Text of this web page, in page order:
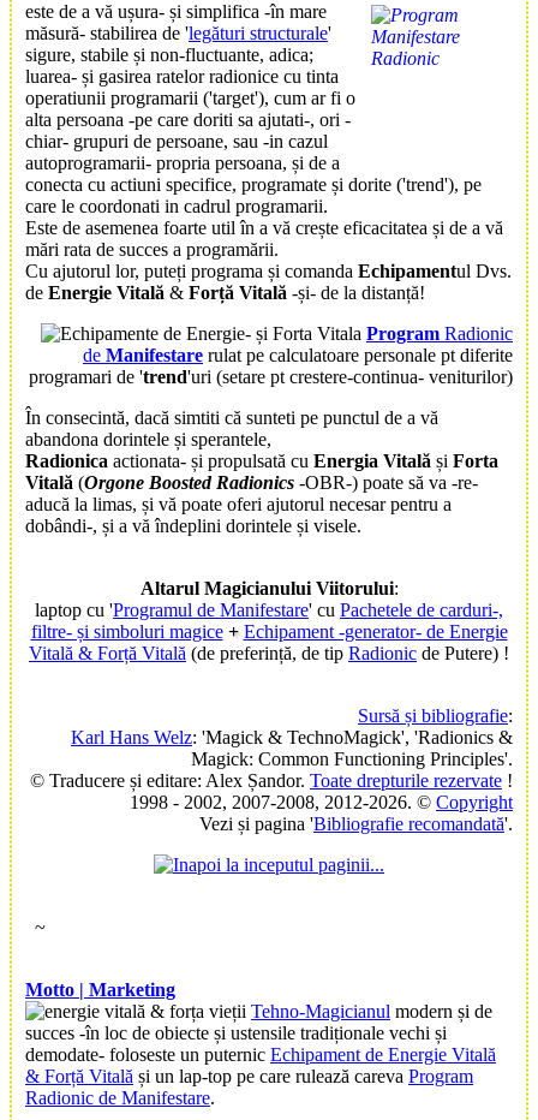
este de a vă ușura- și simplifica -în mare
măsură- stabilirea de 'legături structurale'
sigure, stabile și non-fluctuante, adica;
luarea- și gasirea ratelor radionice cu tinta
operatiunii programarii ('target'), cum ar fi o
alta persoana -pe care doriti sa ajutati-, ori -
chiar- grupuri de persoane, sau -in cazul
autoprogramarii- propria persoana, și de a
conecta cu actiuni specifice, programate și dorite ('trend'), pe
care le coordonati in cadrul programarii.
Este de asemenea foarte util în a vă crește eficacitatea și de a vă
mări rata de succes a programării.
Cu ajutorul lor, puteți programa și comanda Echipamentul Dvs.
de Energie Vitală & Forță Vitală -și- de la distanță!
Program Radionic
de Manifestare rulat pe calculatoare personale pt diferite
programari de 'trend'uri (setare pt crestere-continua- veniturilor)
În consecintă, dacă simtiti că sunteti pe punctul de a vă
abandona dorintele și sperantele,
Radionica actionata- și propulsată cu Energia Vitală și Forta
Vitală (Orgone Boosted Radionics -OBR-) poate să va -re-
aducă la limas, și vă poate oferi ajutorul necesar pentru a
dobândi-, și a vă îndeplini dorintele și visele.
Altarul Magicianului Viitorului:
laptop cu 'Programul de Manifestare' cu Pachetele de carduri-,
filtre- și simboluri magice + Echipament -generator- de Energie
Vitală & Forță Vitală (de preferință, de tip Radionic de Putere) !
Sursă și bibliografie:
Karl Hans Welz: 'Magick & TechnoMagick', 'Radionics &
Magick: Common Functioning Principles'.
© Traducere și editare: Alex Șandor. Toate drepturile rezervate !
1998 - 2002, 2007-2008, 2012-2026. © Copyright
Vezi și pagina 'Bibliografie recomandată'.
~
Motto | Marketing
Tehno-Magicianul modern și de
succes -în loc de obiecte și ustensile tradiționale vechi și
demodate- foloseste un puternic Echipament de Energie Vitală
& Forță Vitală și un lap-top pe care rulează careva Program
Radionic de Manifestare.